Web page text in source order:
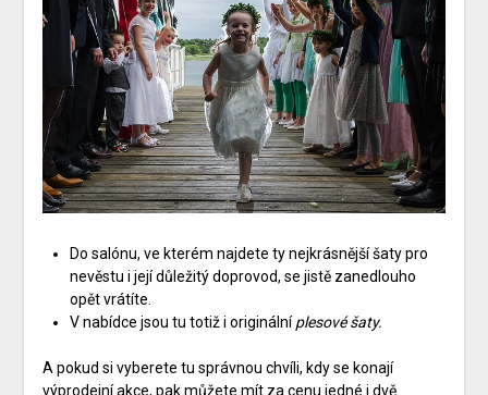
Do salónu, ve kterém najdete ty nejkrásnější šaty pro
nevěstu i její důležitý doprovod, se jistě zanedlouho
opět vrátíte.
V nabídce jsou tu totiž i originálníplesové šaty.
A pokud si vyberete tu správnou chvíli, kdy se konají
výprodejní akce, pak můžete mít za cenu jedné i dvě